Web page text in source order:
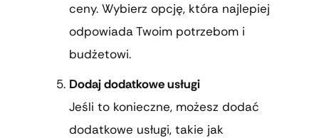
ceny. Wybierz opcję, która najlepiej
odpowiada Twoim potrzebom i
budżetowi.
Dodaj dodatkowe usługi
Jeśli to konieczne, możesz dodać
dodatkowe usługi, takie jak